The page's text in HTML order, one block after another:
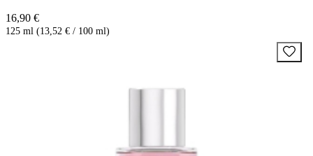
16,90 €
125 ml (13,52 € / 100 ml)